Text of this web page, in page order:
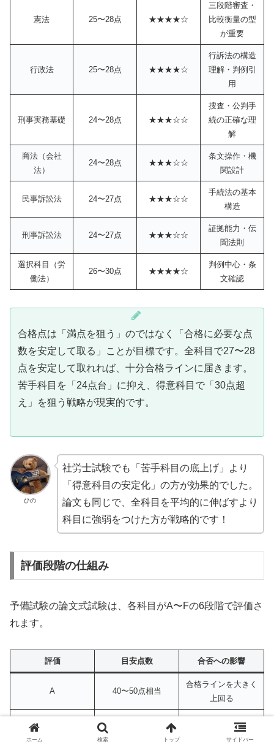
憲法 25〜28点 ★★★★☆
三段階審査・
比較衡量の型
が重要
行政法 25〜28点 ★★★★☆
行訴法の構造
理解・判例引
用
刑事実務基礎 24〜28点 ★★★☆☆
捜査・公判手
続の正確な理
解
商法（会社
法）
24〜28点 ★★★☆☆
条文操作・機
関設計
民事訴訟法 24〜27点 ★★★☆☆
手続法の基本
構造
刑事訴訟法 24〜27点 ★★★☆☆
証拠能力・伝
聞法則
選択科目（労
働法）
26〜30点 ★★★★☆
判例中心・条
文確認
合格点は「満点を狙う」のではなく「合格に必要な点
数を安定して取る」ことが目標です。全科目で27〜28
点を安定して取れれば、十分合格ラインに届きます。
苦手科目を「24点台」に抑え、得意科目で「30点超
え」を狙う戦略が現実的です。
ひの
社労士試験でも「苦手科目の底上げ」より
「得意科目の安定化」の方が効果的でした。
論文も同じで、全科目を平均的に伸ばすより
科目に強弱をつけた方が戦略的です！
評価段階の仕組み
予備試験の論文式試験は、各科目がA〜Fの6段階で評価さ
れます。
評価 目安点数 合否への影響
A 40〜50点相当
合格ラインを大きく
上回る
合格ラインに届く
ホーム 検索 トップ サイドバー